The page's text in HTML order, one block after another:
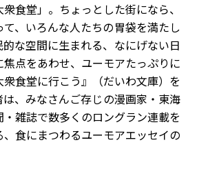
食堂」。ちょっとした街になら、
、いろんな人たちの胃袋を満たし
な空間に生まれる、なにげない日
点をあわせ、ユーモアたっぷりに
食堂に行こう』（だいわ文庫）を
、みなさんご存じの漫画家・東海
雑誌で数多くのロングラン連載を
食にまつわるユーモアエッセイの